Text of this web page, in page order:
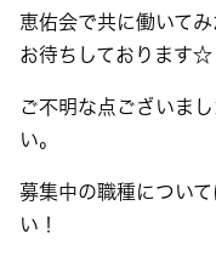
恵佑会で共に働いて
お待ちしております☆
ご不明な点ございま
い。
募集中の職種につい
い！